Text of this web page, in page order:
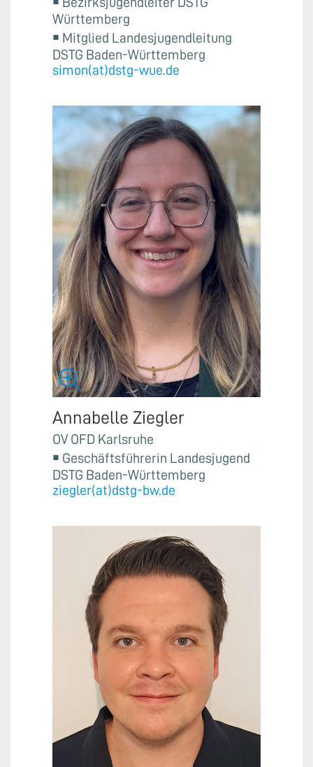
Württemberg
￭ Mitglied Landesjugendleitung
DSTG Baden-Württemberg
simon(at)dstg-wue.de
Annabelle Ziegler
OV OFD Karlsruhe
￭ Geschäftsführerin Landesjugend
DSTG Baden-Württemberg
ziegler(at)dstg-bw.de